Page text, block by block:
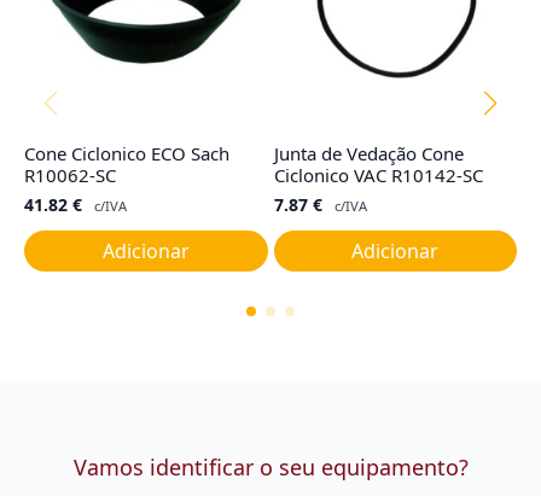
Cone Ciclonico ECO Sach
R10062-SC
41.82 € c/IVA
Adicionar
Junta de Vedação Cone
Ciclonico VAC R10142-SC
7.87 € c/IVA
Adicionar
Vamos identificar o seu equipamento?